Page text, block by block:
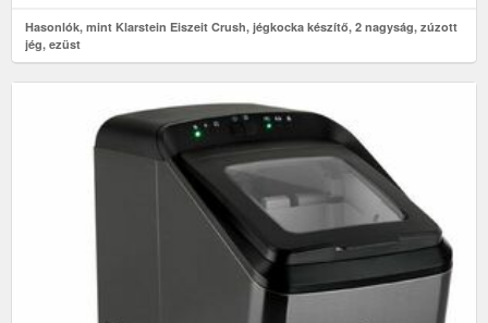
Hasonlók, mint Klarstein Eiszeit Crush, jégkocka készítő, 2 nagyság, zúzott
jég, ezüst